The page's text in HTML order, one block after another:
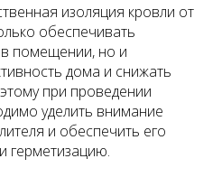
изоляция кровли от
обеспечивать
помещении, но и
дома и снижать
при проведении
уделить внимание
и обеспечить его
герметизацию.